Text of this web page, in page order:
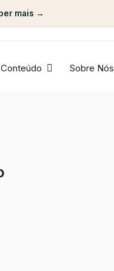
mais →
Conteúdo Sobre Nós